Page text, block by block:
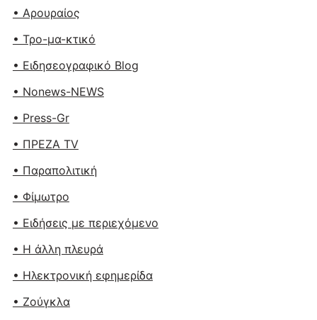
• Αρουραίος
• Τρο-μα-κτικό
• Ειδησεογραφικό Blog
• Nonews-NEWS
• Press-Gr
• ΠΡΕΖΑ TV
• Παραπολιτική
• Φίμωτρο
• Ειδήσεις με περιεχόμενο
• Η άλλη πλευρά
• Ηλεκτρονική εφημερίδα
• Ζούγκλα